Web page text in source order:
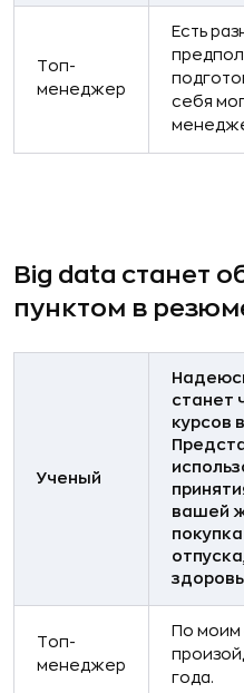
Топ-
менеджер
Есть
себя
Big data станет
пунктом в
Ученый
станет
курсов
вашей
Топ-
менеджер
По
года.